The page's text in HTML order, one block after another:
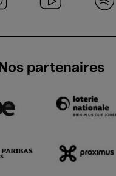
Nos partenaires